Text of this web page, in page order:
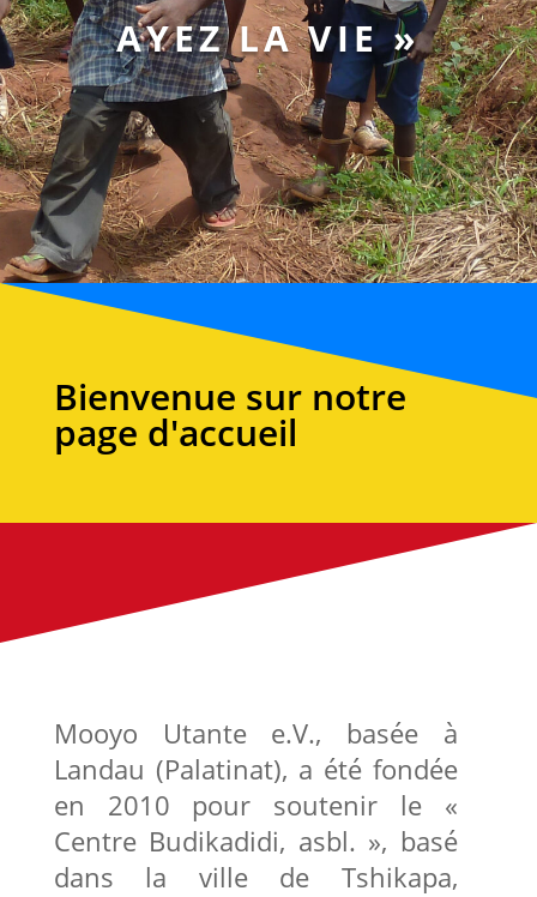
AYEZ LA VIE »
Bienvenue sur notre
page d'accueil
Mooyo Utante e.V., basée à
Landau (Palatinat), a été fondée
en 2010 pour soutenir le «
Centre Budikadidi, asbl. », basé
dans la ville de Tshikapa,